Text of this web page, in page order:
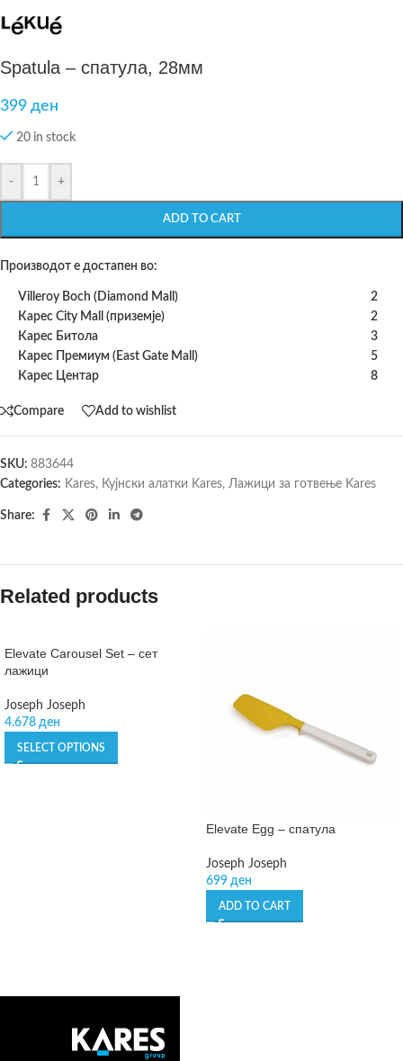
Spatula – спатула, 28мм
399 ден
20 in stock
- +
ADD TO CART
Производот е достапен во:
Villeroy Boch (Diamond Mall)
2
Карес City Mall (приземје)
2
Карес Битола
3
Карес Премиум (East Gate Mall)
5
Карес Центар
8
Compare Add to wishlist
SKU: 883644
Categories: Kares, Кујнски алатки Kares, Лажици за готвење Kares
Share:
Related products
Elevate Carousel Set – сет
лажици
Joseph Joseph
4.678 ден
SELECT OPTIONS
Elevate Egg – спатула
Joseph Joseph
699 ден
ADD TO CART